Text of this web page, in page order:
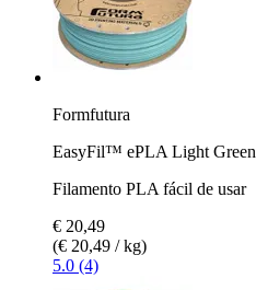
Formfutura
EasyFil™ ePLA Light Green
Filamento PLA fácil de usar
€ 20,49
(€ 20,49 / kg)
5.0 (4)